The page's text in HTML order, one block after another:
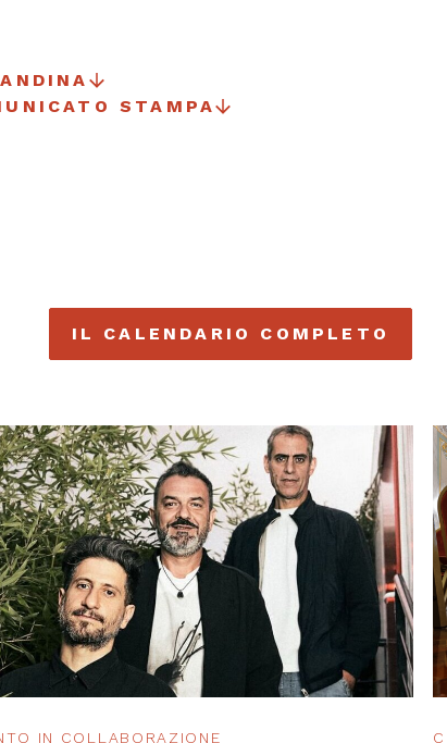
STAMPA
IL CALENDARIO COMPLETO
IN COLLABORAZIONE